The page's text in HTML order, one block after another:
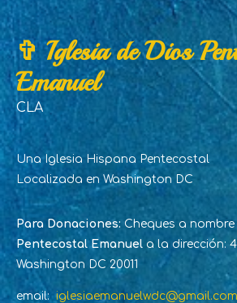
✞ Iglesia de Dios
Emanuel
CLA
Una Iglesia Hispana Pentecostal
Localizada en Washington DC
Para Donaciones: Cheques a nombre
Pentecostal Emanuel a la dirección:
Washington DC 20011
email: iglesiaemanuelwdc@gmail.com